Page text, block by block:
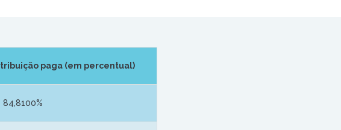
paga (em percentual)
84,8100%